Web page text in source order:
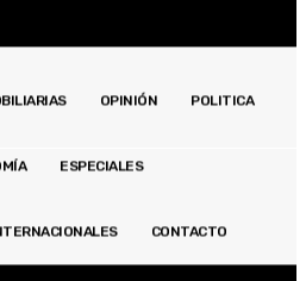
ECONOMÍA
OPINIÓN POLITICA
ESPECIALES
CONTACTO